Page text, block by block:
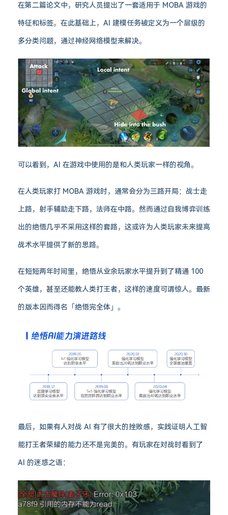
在第二篇论文中，研究人员提出了一套适用于 MOBA 游戏的
特征和标签。在此基础上，AI 建模任务被定义为一个层级的
多分类问题，通过神经网络模型来解决。
可以看到，AI 在游戏中使用的是和人类玩家一样的视角。
在人类玩家打 MOBA 游戏时，通常会分为三路开局：战士走
上路，射手辅助走下路，法师在中路。然而通过自我博弈训练
出的绝悟几乎不采用这样的套路，这或许为人类玩家未来提高
战术水平提供了新的思路。
在短短两年时间里，绝悟从业余玩家水平提升到了精通 100
个英雄，甚至还能教人类打王者，这样的速度可谓惊人。最新
的版本因而得名「绝悟完全体」。
最后，如果有人对战 AI 有了很大的挫败感，实践证明人工智
能打王者荣耀的能力还不是完美的。有玩家在对战时看到了
AI 的迷惑之语：